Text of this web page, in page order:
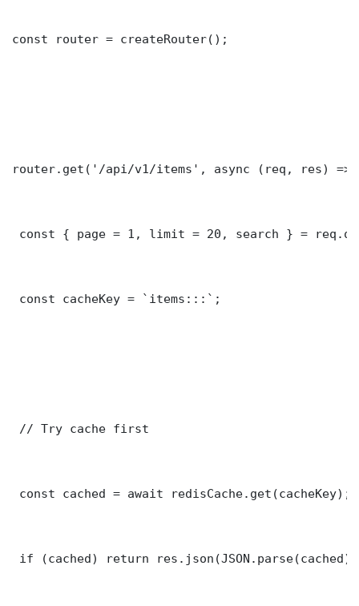
const router = createRouter();
router.get('/api/v1/items', async (req, res) =>
const { page = 1, limit = 20, search } =
const cacheKey = `items:::`;
// Try cache first
const cached = await redisCache.get(cacheKey);
if (cached) return